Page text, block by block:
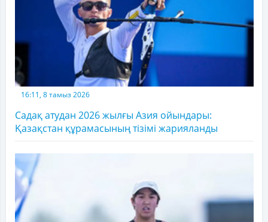
16:11, 8 тамыз 2026
Садақ атудан 2026 жылғы Азия ойындары:
Қазақстан құрамасының тізімі жарияланды